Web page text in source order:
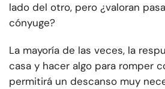
lado del otro, pero ¿valoran
cónyuge?
La mayoría de las veces, la
casa y hacer algo para romper
permitirá un descanso muy